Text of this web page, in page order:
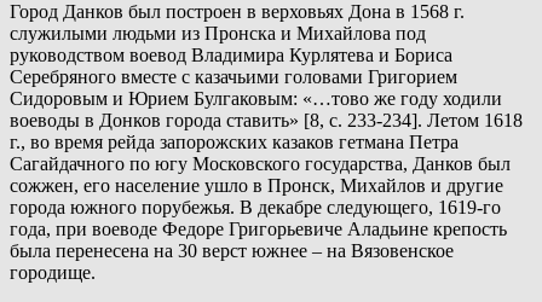
Город Данков был построен в верховьях Дона в 1568 г.
служилыми людьми из Пронска и Михайлова под
руководством воевод Владимира Курлятева и Бориса
Серебряного вместе с казачьими головами Григорием
Сидоровым и Юрием Булгаковым: «…тово же году ходили
воеводы в Донков города ставить» [8, с. 233-234]. Летом 1618
г., во время рейда запорожских казаков гетмана Петра
Сагайдачного по югу Московского государства, Данков был
сожжен, его население ушло в Пронск, Михайлов и другие
города южного порубежья. В декабре следующего, 1619-го
года, при воеводе Федоре Григорьевиче Аладьине крепость
была перенесена на 30 верст южнее – на Вязовенское
городище.